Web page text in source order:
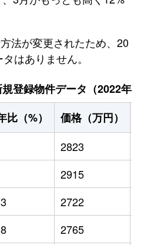
法が変更されたため、20
はありません。
登録物件データ（2022年11
比（%） 価格（万円）
2823
2915
2722
2765